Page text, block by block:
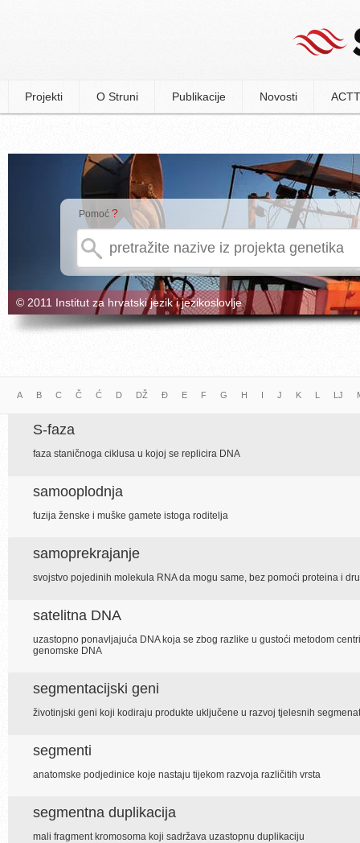
Projekti O Struni Publikacije Novosti
Pomoć ?
© 2011 Institut za hrvatski jezik i jezikoslovlje
A B C Č Ć D DŽ Đ E F G H I J K L LJ
S-faza
faza staničnoga ciklusa u kojoj se replicira DNA
samooplodnja
fuzija ženske i muške gamete istoga roditelja
samoprekrajanje
svojstvo pojedinih molekula RNA da mogu same, bez pomoći proteina i
satelitna DNA
uzastopno ponavljajuća DNA koja se zbog razlike u gustoći metodom
genomske DNA
segmentacijski geni
životinjski geni koji kodiraju produkte uključene u razvoj tjelesnih
segmenti
anatomske podjedinice koje nastaju tijekom razvoja različitih vrsta
segmentna duplikacija
mali fragment kromosoma koji sadržava uzastopnu duplikaciju